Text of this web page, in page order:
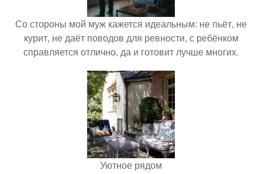
Со стороны мой муж кажется идеальным: не пьёт, не
курит, не даёт поводов для ревности, с ребёнком
справляется отлично, да и готовит лучше многих.
Уютное рядом